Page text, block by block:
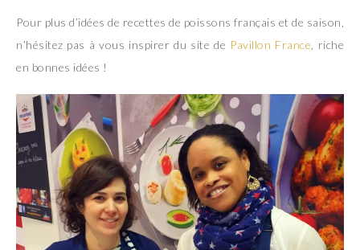
Pour plus d’idées de recettes de poissons français et de saison,
n’hésitez pas à vous inspirer du site de Pavillon France , riche
en bonnes idées !